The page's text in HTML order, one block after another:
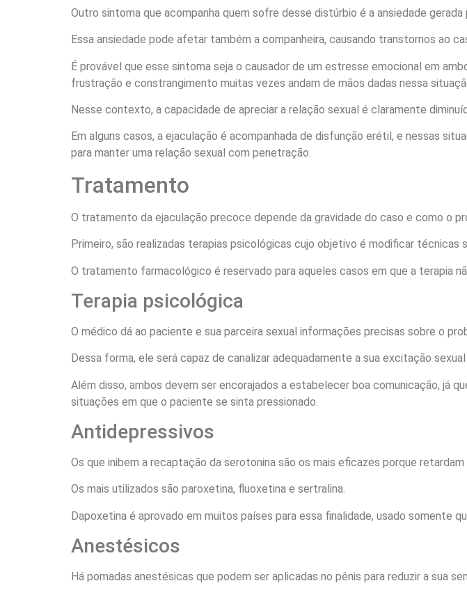
Outro sintoma que acompanha quem sofre desse distúrbio é a ansiedade
Essa ansiedade pode afetar também a companheira, causando transtornos ao
É provável que esse sintoma seja o causador de um estresse emocional em
frustração e constrangimento muitas vezes andam de mãos dadas nessa
Nesse contexto, a capacidade de apreciar a relação sexual é claramente
Em alguns casos, a ejaculação é acompanhada de disfunção erétil, e nessas
para manter uma relação sexual com penetração.
Tratamento
O tratamento da ejaculação precoce depende da gravidade do caso e como o
Primeiro, são realizadas terapias psicológicas cujo objetivo é modificar técnicas
O tratamento farmacológico é reservado para aqueles casos em que a terapia
Terapia psicológica
O médico dá ao paciente e sua parceira sexual informações precisas sobre o
Dessa forma, ele será capaz de canalizar adequadamente a sua excitação
Além disso, ambos devem ser encorajados a estabelecer boa comunicação, já
situações em que o paciente se sinta pressionado.
Antidepressivos
Os que inibem a recaptação da serotonina são os mais eficazes porque retardam
Os mais utilizados são paroxetina, fluoxetina e sertralina.
Dapoxetina é aprovado em muitos países para essa finalidade, usado somente
Anestésicos
Há pomadas anestésicas que podem ser aplicadas no pênis para reduzir a sua